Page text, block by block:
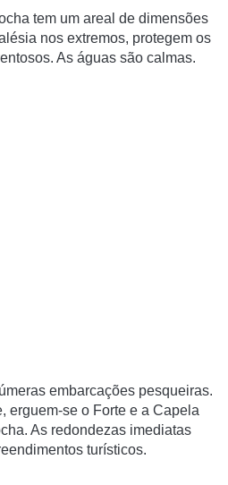
tem um areal de dimensões
nos extremos, protegem os
As águas são calmas.
embarcações pesqueiras.
erguem-se o Forte e a Capela
As redondezas imediatas
turísticos.